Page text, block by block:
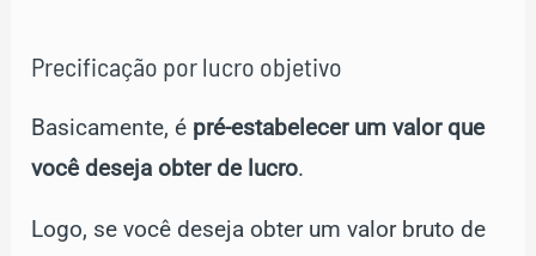
Precificação por lucro objetivo
Basicamente, é pré-estabelecer um valor que
você deseja obter de lucro.
Logo, se você deseja obter um valor bruto de